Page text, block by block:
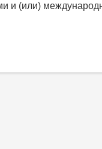
и (или)